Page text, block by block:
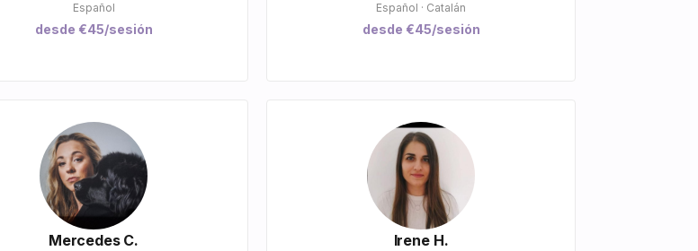
Español
desde €45/sesión
Español · Catalán
desde €45/sesión
Mercedes C. Irene H.